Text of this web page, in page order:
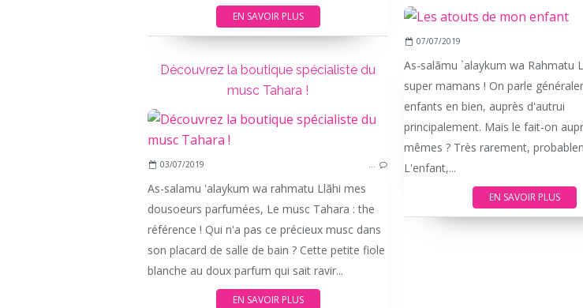
EN SAVOIR PLUS
07/07/2019
As-salãmu `alaykum wa Rahmatu
super mamans ! On parle
enfants en bien, auprès d'autrui
principalement. Mais le fait-on
mêmes ? Très rarement,
L'enfant,...
EN SAVOIR PLUS
Découvrez la boutique spécialiste du
musc Tahara !
03/07/2019 …
As-salamu 'alaykum wa rahmatu Llãhi mes
dousoeurs parfumées, Le musc Tahara : the
référence ! Qui n'a pas ce précieux musc dans
son placard de salle de bain ? Cette petite fiole
blanche au doux parfum qui sait ravir...
EN SAVOIR PLUS